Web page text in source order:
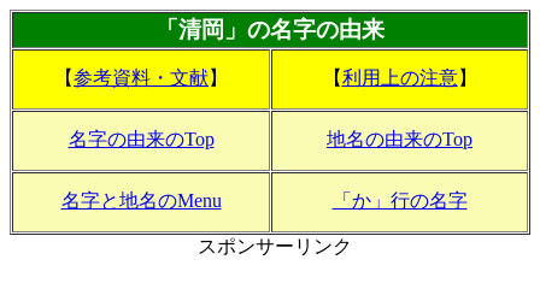
「清岡」の名字の由来
【参考資料・文献】 【利用上の注意】
名字の由来のTop 地名の由来のTop
名字と地名のMenu 「か」行の名字
スポンサーリンク